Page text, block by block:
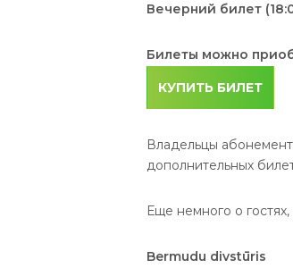
Вечерний билет
Билеты можно
КУПИТЬ БИЛЕТ
Владельцы
дополнительных
Еще немного о
Bermudu divstūris